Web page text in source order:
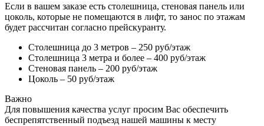
Если в вашем заказе есть столешница, стеновая панель или
цоколь, которые не помещаются в лифт, то занос по этажам
будет рассчитан согласно прейскуранту.
Столешница до 3 метров – 250 руб/этаж
Столешница 3 метра и более – 400 руб/этаж
Стеновая панель – 200 руб/этаж
Цоколь – 50 руб/этаж
Важно
Для повышения качества услуг просим Вас обеспечить
беспрепятственный подъезд нашей машины к месту